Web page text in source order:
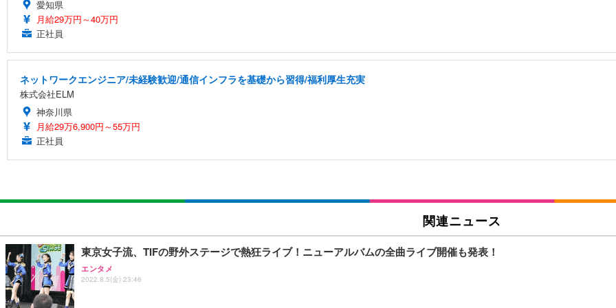
愛知県
月給29万円～40万円
正社員
ネットワークエンジニア/未経験歓迎/通信インフラを基礎から習得/福利厚生充実
株式会社ELM
神奈川県
月給29万6,900円～55万円
正社員
関連ニュース
東京女子流、TIFの野外ステージで熱狂ライブ！ニューアルバムの全曲ライブ開催も発表！
エンタメ
2022.8.5(金) 23:46